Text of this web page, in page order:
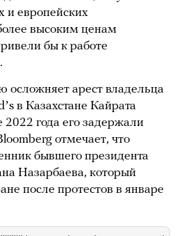
и европейских
высоким ценам
бы к работе
осложняет арест владельца
в Казахстане Кайрата
года его задержали
отмечает, что
бывшего президента
Назарбаева, который
после протестов в январе